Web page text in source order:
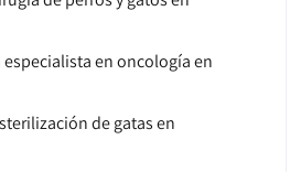
en oncología en
de gatas en